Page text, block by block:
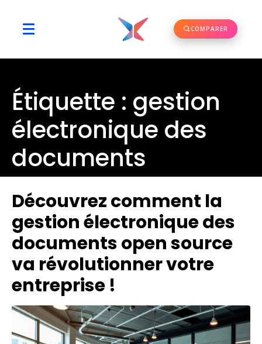
COMPARER
Étiquette : gestion
électronique des
documents
Découvrez comment la
gestion électronique des
documents open source
va révolutionner votre
entreprise !